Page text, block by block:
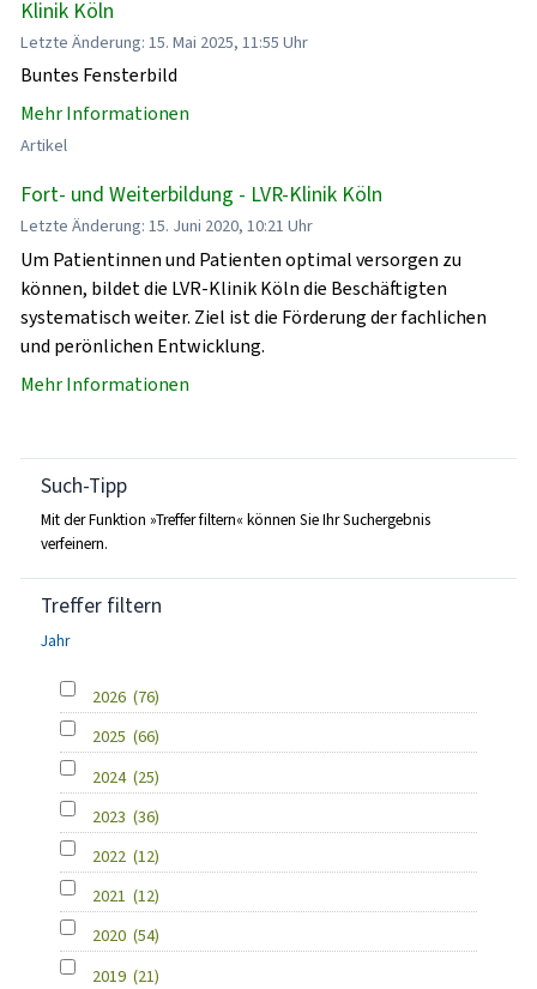
Klinik Köln
Letzte Änderung: 15. Mai 2025, 11:55 Uhr
Buntes Fensterbild
Mehr Informationen
Artikel
Fort- und Weiterbildung - LVR-Klinik Köln
Letzte Änderung: 15. Juni 2020, 10:21 Uhr
Um Patientinnen und Patienten optimal versorgen zu
können, bildet die LVR-Klinik Köln die Beschäftigten
systematisch weiter. Ziel ist die Förderung der fachlichen
und perönlichen Entwicklung.
Mehr Informationen
Such-Tipp
Mit der Funktion »Treffer filtern« können Sie Ihr Suchergebnis
verfeinern.
Treffer filtern
Jahr
2026 (76)
2025 (66)
2024 (25)
2023 (36)
2022 (12)
2021 (12)
2020 (54)
2019 (21)